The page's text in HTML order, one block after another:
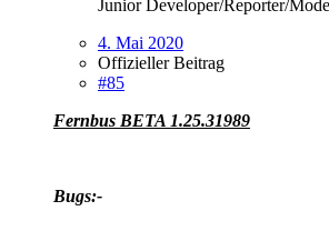
Junior Developer/Reporter/
4. Mai 2020
Offizieller Beitrag
#85
Fernbus BETA 1.25.31989
Bugs:-